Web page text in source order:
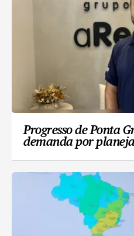
Progresso de Ponta
demanda por